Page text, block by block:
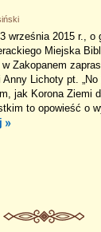
września 2015 r., o
Miejska
Zakopanem
Anny Lichoty pt.
jak Korona Ziemi
to opowieść o